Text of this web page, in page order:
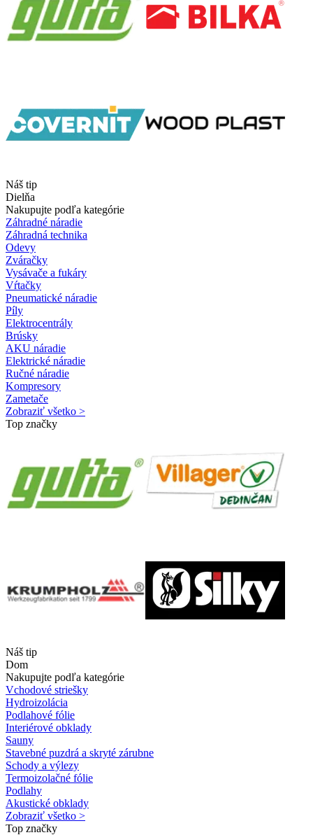
Náš tip
Dielňa
Nakupujte podľa kategórie
Záhradné náradie
Záhradná technika
Odevy
Zváračky
Vysávače a fukáry
Vŕtačky
Pneumatické náradie
Píly
Elektrocentrály
Brúsky
AKU náradie
Elektrické náradie
Ručné náradie
Kompresory
Zametače
Zobraziť všetko >
Top značky
Náš tip
Dom
Nakupujte podľa kategórie
Vchodové striešky
Hydroizolácia
Podlahové fólie
Interiérové obklady
Sauny
Stavebné puzdrá a skryté zárubne
Schody a výlezy
Termoizolačné fólie
Podlahy
Akustické obklady
Zobraziť všetko >
Top značky